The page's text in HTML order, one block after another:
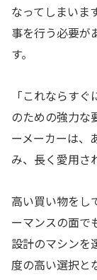
なってしまいま
事を行う必要が
す。
「これならす
のための強力な
ーメーカーは、
み、長く愛用さ
高い買い物をし
ーマンスの面で
設計のマシンを
度の高い選択と